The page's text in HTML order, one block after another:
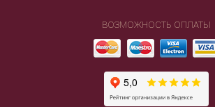
ВОЗМОЖНОСТЬ ОПЛАТЫ